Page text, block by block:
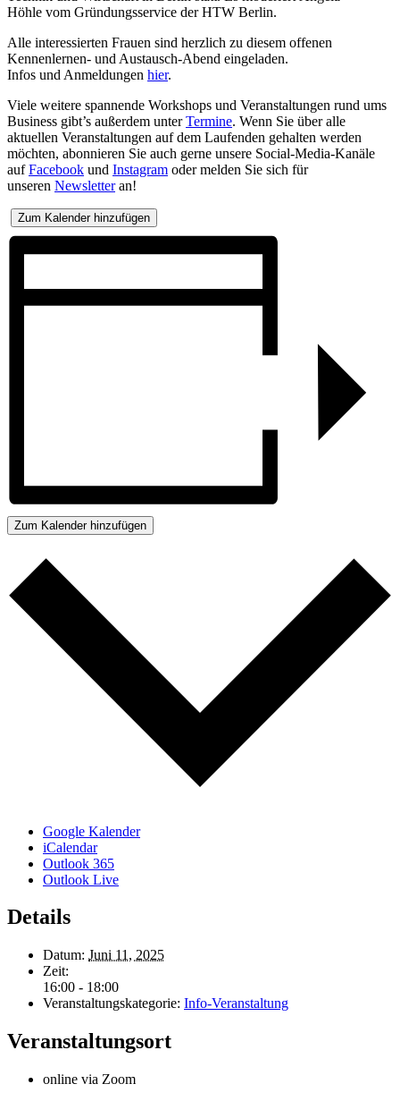
Höhle vom Gründungsservice der HTW Berlin.
Alle interessierten Frauen sind herzlich zu diesem offenen
Kennenlernen- und Austausch-Abend eingeladen.
Infos und Anmeldungen hier.
Viele weitere spannende Workshops und Veranstaltungen rund ums
Business gibt’s außerdem unterTermine. Wenn Sie über alle
aktuellen Veranstaltungen auf dem Laufenden gehalten werden
möchten, abonnieren Sie auch gerne unsere Social-Media-Kanäle
aufFacebook und Instagram oder melden Sie sich für
unseren Newsletteran!
Zum Kalender hinzufügen
Zum Kalender hinzufügen
Google Kalender
iCalendar
Outlook 365
Outlook Live
Details
Datum: Juni 11, 2025
Zeit:
16:00 - 18:00
Veranstaltungskategorie: Info-Veranstaltung
Veranstaltungsort
online via Zoom